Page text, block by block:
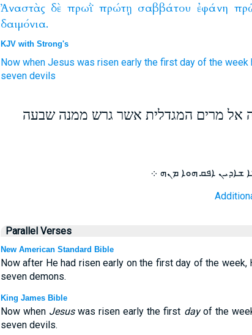
Ἀναστὰς δὲ πρωῒ πρώτῃ σαββάτου ἐφάνη
δαιμόνια.
KJV with Strong's
Now when Jesus was risen early the first day of the week
seven devils
אל מרים המגדלית אשר גרש ממנה שבעה
ܫܐܕܝܢ ܐܦܩ ܗܘܐ ܡܢܗ ܀
Parallel Verses
New American Standard Bible
Now after He had risen early on the first day of the
seven demons.
King James Bible
Now when Jesuswas risen early the first dayof the
seven devils.